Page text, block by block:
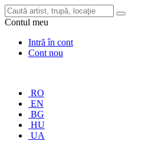
Contul meu
Intră în cont
Cont nou
RO
EN
BG
HU
UA